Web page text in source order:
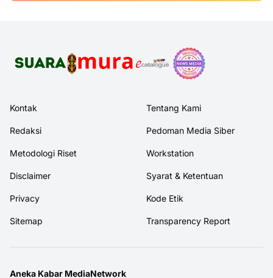
Kontak Tentang Kami
Redaksi Pedoman Media Siber
Metodologi Riset Workstation
Disclaimer Syarat & Ketentuan
Privacy Kode Etik
Sitemap Transparency Report
Aneka Kabar MediaNetwork